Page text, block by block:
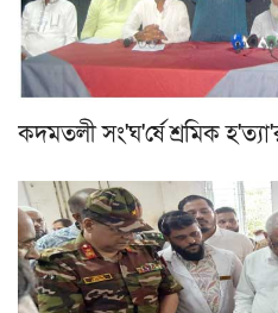
কদমতলী সং'ঘ'র্ষে শ্রমিক